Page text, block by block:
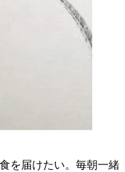
を届けたい。毎朝一緒